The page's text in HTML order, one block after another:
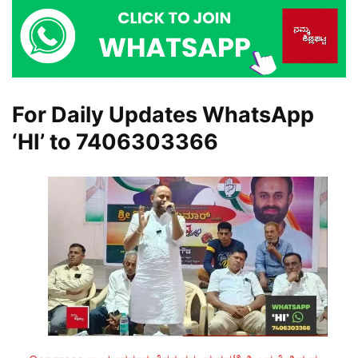
For Daily Updates WhatsApp
‘HI’ to 7406303366